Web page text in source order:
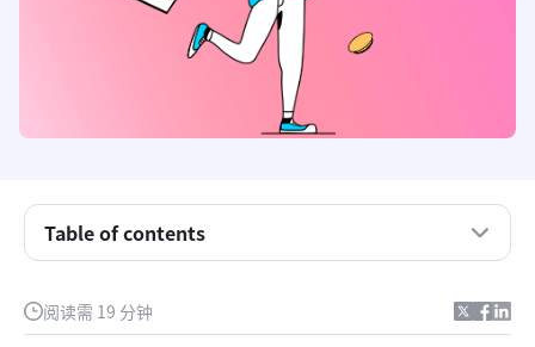
阅读需 19 分钟
Table of contents
什么定义了旗舰（服务）CRM解决方案及其重要性